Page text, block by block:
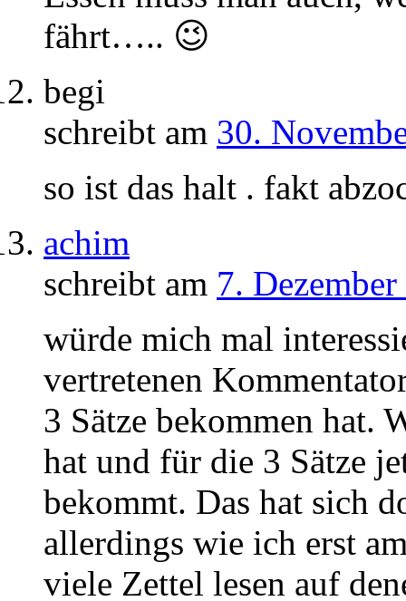
fährt….. 😉
begi
schreibt am 30.
so ist das halt . fakt
achim
schreibt am 7.
würde mich mal
vertretenen
3 Sätze bekommen hat.
hat und für die 3 Sätze
bekommt. Das hat sich
allerdings wie ich erst
viele Zettel lesen auf